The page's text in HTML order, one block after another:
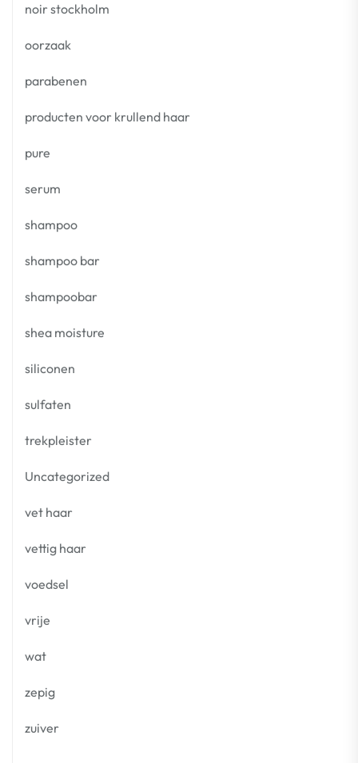
noir stockholm
oorzaak
parabenen
producten voor krullend haar
pure
serum
shampoo
shampoo bar
shampoobar
shea moisture
siliconen
sulfaten
trekpleister
Uncategorized
vet haar
vettig haar
voedsel
vrije
wat
zepig
zuiver